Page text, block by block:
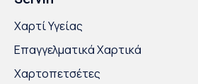
Χαρτί Υγείας
Επαγγελματικά Χαρτικά
Χαρτοπετσέτες